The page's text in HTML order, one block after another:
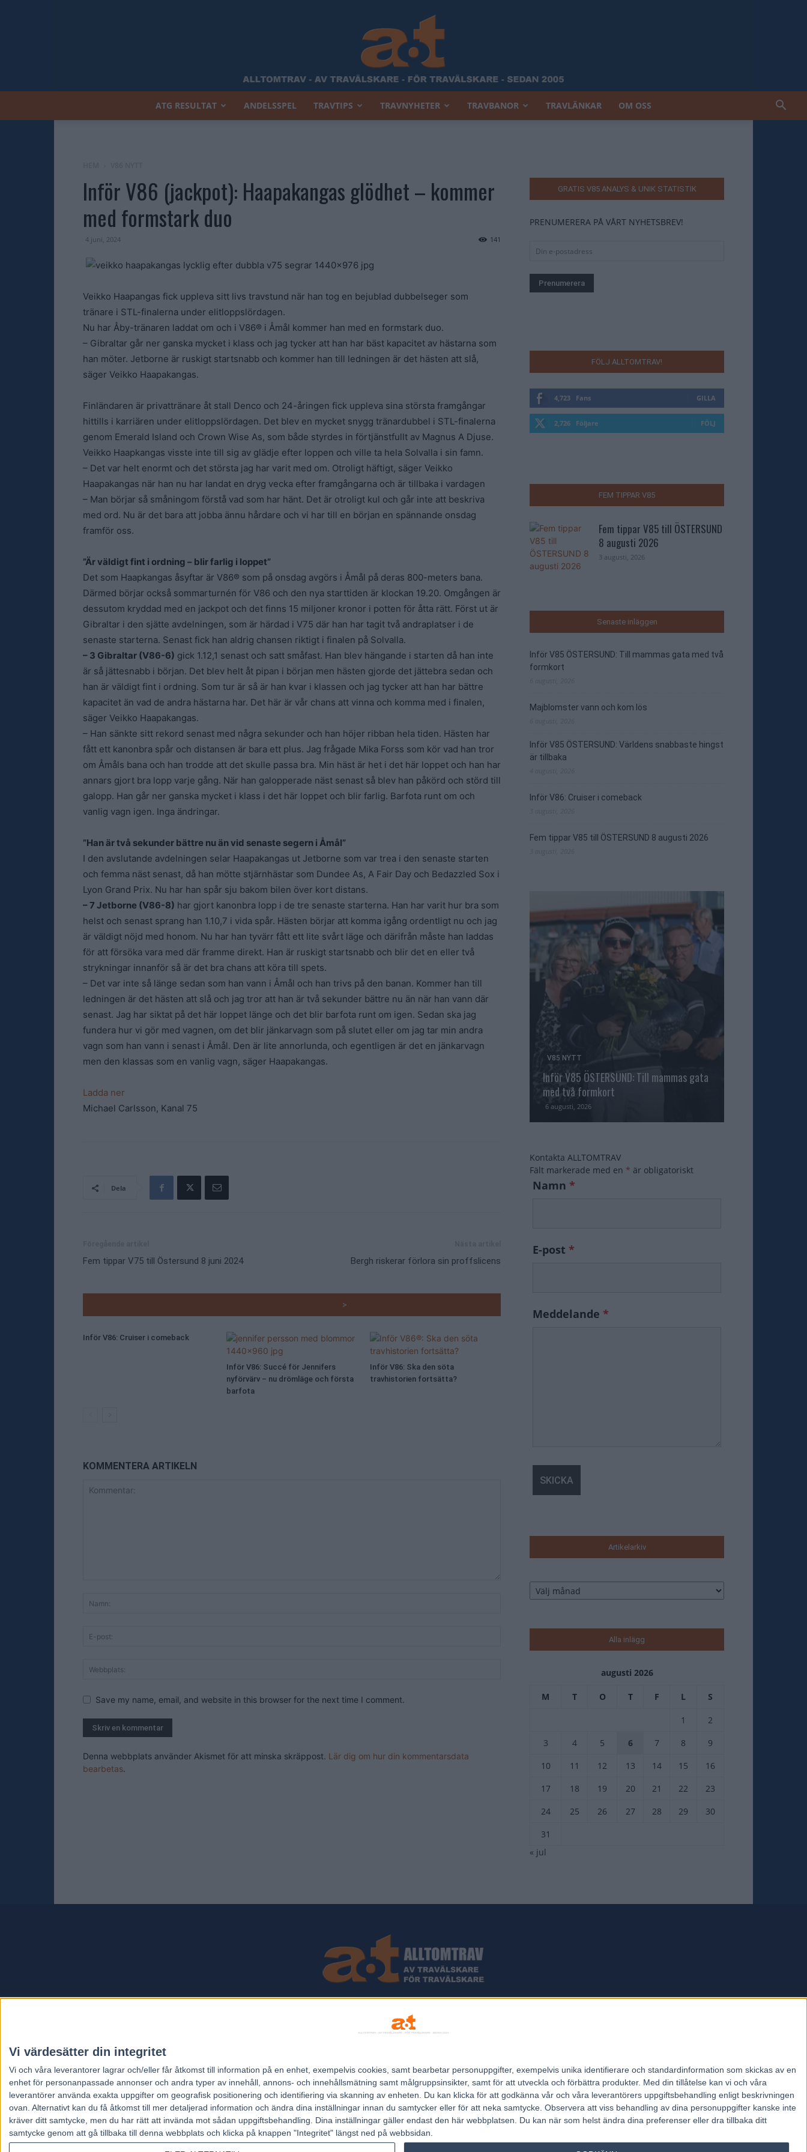
Vi värdesätter din integritet
Vi och våra leverantorer lagrar och/eller får åtkomst till information på en enhet, exempelvis cookies, samt bearbetar personuppgifter, exempelvis unika identifierare och standardinformation som skickas av en
enhet för personanpassade annonser och andra typer av innehåll, annons- och innehållsmätning samt målgruppsinsikter, samt för att utveckla och förbättra produkter. Med din tillåtelse kan vi och våra
leverantörer använda exakta uppgifter om geografisk positionering och identifiering via skanning av enheten. Du kan klicka för att godkänna vår och våra leverantörers uppgiftsbehandling enligt beskrivningen
ovan. Alternativt kan du få åtkomst till mer detaljerad information och ändra dina inställningar innan du samtycker eller för att neka samtycke. Observera att viss behandling av dina personuppgifter kanske inte
kräver ditt samtycke, men du har rätt att invända mot sådan uppgiftsbehandling. Dina inställningar gäller endast den här webbplatsen. Du kan när som helst ändra dina preferenser eller dra tillbaka ditt
samtycke genom att gå tillbaka till denna webbplats och klicka på knappen "Integritet" längst ned på webbsidan.
ATG RESULTAT ANDELSSPEL TRAVTIPS TRAVNYHETER TRAVBANOR TRAVLÄNKAR OM OSS
Inför V86 (jackpot): Haapakangas glödhet – kommer
med formstark duo
4 juni, 2024 141
Veikko Haapangas fick uppleva sitt livs travstund när han tog en bejublad dubbelseger som
tränare i STL-finalerna under elitloppslördagen.
Nu har Åby-tränaren laddat om och i V86® i Åmål kommer han med en formstark duo.
– Gibraltar går ner ganska mycket i klass och jag tycker att han har bäst kapacitet av hästarna som
han möter. Jetborne är ruskigt startsnabb och kommer han till ledningen är det hästen att slå,
säger Veikko Haapakangas.
Finländaren är privattränare åt stall Denco och 24-åringen fick uppleva sina största framgångar
hittills i karriären under elitloppslördagen. Det blev en mycket snygg tränardubbel i STL-finalerna
genom Emerald Island och Crown Wise As, som både styrdes in förtjänstfullt av Magnus A Djuse.
Veikko Haapkangas visste inte till sig av glädje efter loppen och ville ta hela Solvalla i sin famn.
– Det var helt enormt och det största jag har varit med om. Otroligt häftigt, säger Veikko
Haapakangas när han nu har landat en dryg vecka efter framgångarna och är tillbaka i vardagen
– Man börjar så småningom förstå vad som har hänt. Det är otroligt kul och går inte att beskriva
med ord. Nu är det bara att jobba ännu hårdare och vi har till en början en spännande onsdag
framför oss.
”Är väldigt fint i ordning – blir farlig i loppet”
Det som Haapkangas åsyftar är V86® som på onsdag avgörs i Åmål på deras 800-meters bana.
Därmed börjar också sommarturnén för V86 och den nya starttiden är klockan 19.20. Omgången är
dessutom kryddad med en jackpot och det finns 15 miljoner kronor i potten för åtta rätt. Först ut är
Gibraltar i den sjätte avdelningen, som är härdad i V75 där han har tagit två andraplatser i de
senaste starterna. Senast fick han aldrig chansen riktigt i finalen på Solvalla.
– 3 Gibraltar (V86-6) gick 1.12,1 senast och satt småfast. Han blev hängande i starten då han inte
är så jättesnabb i början. Det blev helt åt pipan i början men hästen gjorde det jättebra sedan och
han är väldigt fint i ordning. Som tur är så är han kvar i klassen och jag tycker att han har bättre
kapacitet än vad de andra hästarna har. Det här är vår chans att vinna och komma med i finalen,
säger Veikko Haapakangas.
– Han sänkte sitt rekord senast med några sekunder och han höjer ribban hela tiden. Hästen har
fått ett kanonbra spår och distansen är bara ett plus. Jag frågade Mika Forss som kör vad han tror
om Åmåls bana och han trodde att det skulle passa bra. Min häst är het i det här loppet och han har
annars gjort bra lopp varje gång. När han galopperade näst senast så blev han påkörd och störd till
galopp. Han går ner ganska mycket i klass i det här loppet och blir farlig. Barfota runt om och
vanlig vagn igen. Inga ändringar.
”Han är två sekunder bättre nu än vid senaste segern i Åmål”
I den avslutande avdelningen selar Haapakangas ut Jetborne som var trea i den senaste starten
och femma näst senast, då han mötte stjärnhästar som Dundee As, A Fair Day och Bedazzled Sox i
Lyon Grand Prix. Nu har han spår sju bakom bilen över kort distans.
– 7 Jetborne (V86-8) har gjort kanonbra lopp i de tre senaste starterna. Han har varit hur bra som
helst och senast sprang han 1.10,7 i vida spår. Hästen börjar att komma igång ordentligt nu och jag
är väldigt nöjd med honom. Nu har han tyvärr fått ett lite svårt läge och därifrån måste han laddas
för att försöka vara med där framme direkt. Han är ruskigt startsnabb och blir det en eller två
strykningar innanför så är det bra chans att köra till spets.
– Det var inte så länge sedan som han vann i Åmål och han trivs på den banan. Kommer han till
ledningen är det hästen att slå och jag tror att han är två sekunder bättre nu än när han vann där
senast. Jag har siktat på det här loppet länge och det blir barfota runt om igen. Sedan ska jag
fundera hur vi gör med vagnen, om det blir jänkarvagn som på slutet eller om jag tar min andra
vagn som han vann i senast i Åmål. Den är lite annorlunda, och egentligen är det en jänkarvagn
men den klassas som en vanlig vagn, säger Haapakangas.
Ladda ner
Michael Carlsson, Kanal 75
Dela
Fem tippar V75 till Östersund 8 juni 2024 Bergh riskerar förlora sin proffslicens
>
Inför V86: Cruiser i comeback
Inför V86: Succé för Jennifers
nyförvärv – nu drömläge och första
barfota
Inför V86: Ska den söta
travhistorien fortsätta?
KOMMENTERA ARTIKELN
Save my name, email, and website in this browser for the next time I comment.
Denna webbplats använder Akismet för att minska skräppost. Lär dig om hur din kommentarsdata
bearbetas.
GRATIS V85 ANALYS & UNIK STATISTIK
PRENUMERERA PÅ VÅRT NYHETSBREV!
FÖLJ ALLTOMTRAV!
4,723 Fans GILLA
2,726 Följare FÖLJ
FEM TIPPAR V85
Fem tippar V85 till ÖSTERSUND
8 augusti 2026
3 augusti, 2026
Senaste inläggen
Inför V85 ÖSTERSUND: Till mammas gata med två
formkort
Majblomster vann och kom lös
Inför V85 ÖSTERSUND: Världens snabbaste hingst
är tillbaka
Inför V86: Cruiser i comeback
Fem tippar V85 till ÖSTERSUND 8 augusti 2026
V85 NYTT
Inför V85 ÖSTERSUND: Till mammas gata
med två formkort
6 augusti, 2026
Kontakta ALLTOMTRAV
Fält markerade med en * är obligatoriskt
Namn *
E-post *
Meddelande *
Artikelarkiv
Artikelarkiv
Alla inlägg
augusti 2026
M T O T F L S
1
2
3
4 5 6 7 8
9
10
11 12 13 14 15
16
17
18 19 20 21 22
23
24
25 26 27 28 29
30
31
« jul
Allt Om Trav - För Travälskare - Av Travälskare - sedan 2005.
Kontakta oss:kontakt@regemedia.se